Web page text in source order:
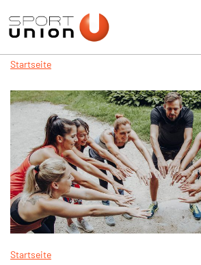
Startseite
Startseite